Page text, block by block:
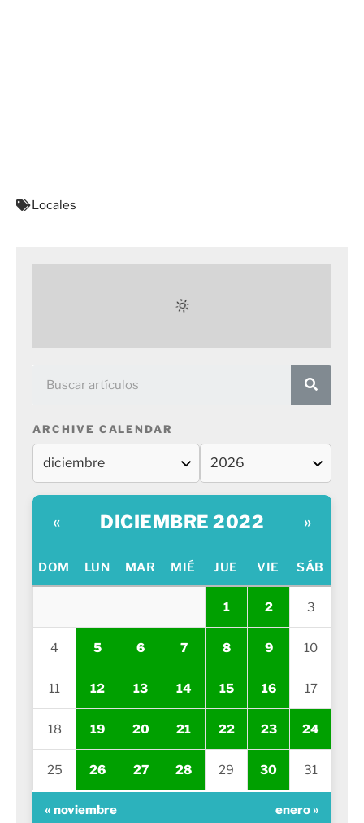
Locales
ARCHIVE CALENDAR
« DICIEMBRE 2022 »
DOM LUN MAR MIÉ JUE VIE SÁB
1 2 3
4 5 6 7 8 9 10
11 12 13 14 15 16 17
18 19 20 21 22 23 24
25 26 27 28 29 30 31
« noviembre enero »